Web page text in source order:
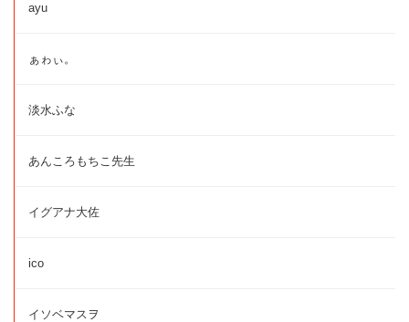
ayu
ぁゎぃ。
淡水ふな
あんころもちこ先生
イグアナ大佐
ico
イソベマスヲ